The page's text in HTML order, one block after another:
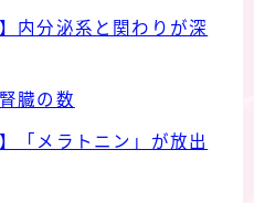
内分泌系と関わりが深
臓の数
「メラトニン」が放出